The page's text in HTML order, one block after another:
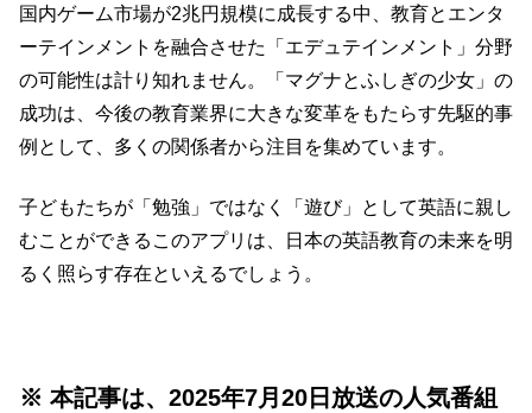
国内ゲーム市場が2兆円規模に成長する中、教育とエンタ
ーテインメントを融合させた「エデュテインメント」分野
の可能性は計り知れません。「マグナとふしぎの少女」の
成功は、今後の教育業界に大きな変革をもたらす先駆的事
例として、多くの関係者から注目を集めています。
子どもたちが「勉強」ではなく「遊び」として英語に親し
むことができるこのアプリは、日本の英語教育の未来を明
るく照らす存在といえるでしょう。
※ 本記事は、2025年7月20日放送の人気番組